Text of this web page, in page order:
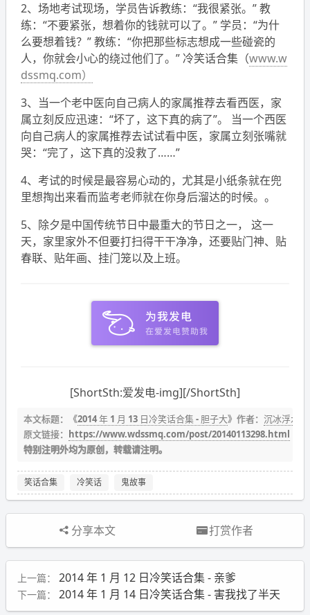
2、场地考试现场，学员告诉教练：“我很紧张。” 教
练：“不要紧张，想着你的钱就可以了。” 学员：“为什
么要想着钱？” 教练：“你把那些标志想成一些碰瓷的
人，你就会小心的绕过他们了。”冷笑话合集（www.w
dssmq.com）
3、当一个老中医向自己病人的家属推荐去看西医，家
属立刻反应迅速：“坏了，这下真的病了”。 当一个西医
向自己病人的家属推荐去试试看中医，家属立刻张嘴就
哭：“完了，这下真的没救了……”
4、考试的时候是最容易心动的，尤其是小纸条就在兜
里想掏出来看而监考老师就在你身后溜达的时候。。
5、除夕是中国传统节日中最重大的节日之一， 这一
天，家里家外不但要打扫得干干净净，还要贴门神、贴
春联、贴年画、挂门笼以及上班。
[ShortSth:爱发电-img][/ShortSth]
本文标题：《2014 年 1 月 13 日冷笑话合集 - 胆子大》作者： 沉冰浮水
原文链接： https://www.wdssmq.com/post/20140113298.html
特别注明外均为原创，转载请注明。
笑话合集 冷笑话 鬼故事
分享本文 打赏作者
上一篇： 2014 年 1 月 12 日冷笑话合集 - 亲爹
下一篇： 2014 年 1 月 14 日冷笑话合集 - 害我找了半天